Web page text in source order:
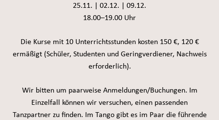
25.11. | 02.12. | 09.12.
18.00–19.00 Uhr
Die Kurse mit 10 Unterrichtsstunden kosten 150 €, 120 €
ermäßigt (Schüler, Studenten und Geringverdiener, Nachweis
erforderlich).
Wir bitten um paarweise Anmeldungen/Buchungen. Im
Einzelfall können wir versuchen, einen passenden
Tanzpartner zu finden. Im Tango gibt es im Paar die führende